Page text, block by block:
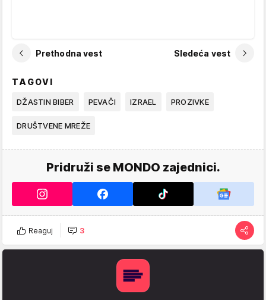
Prethodna vest Sledeća vest
TAGOVI
DŽASTIN BIBER PEVAČI IZRAEL PROZIVKE
DRUŠTVENE MREŽE
Pridruži se MONDO zajednici.
Reaguj 3